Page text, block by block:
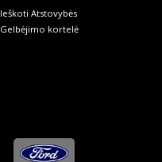
Ieškoti Atstovybės
Gelbėjimo kortelė